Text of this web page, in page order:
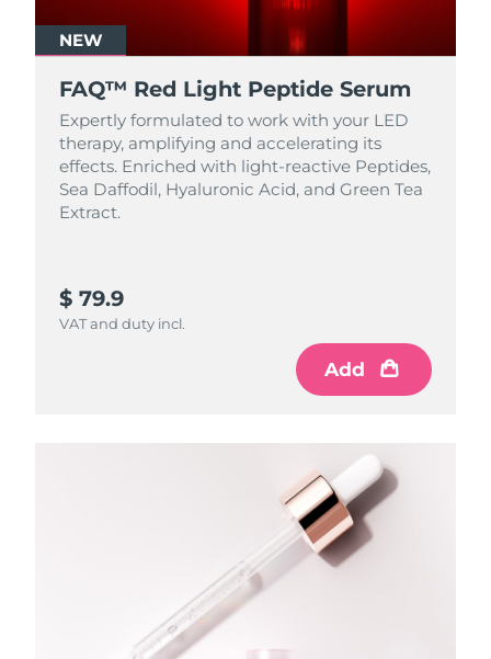
NEW
FAQ™ Red Light Peptide Serum
Expertly formulated to work with your LED
therapy, amplifying and accelerating its
effects. Enriched with light‑reactive Peptides,
Sea Daffodil, Hyaluronic Acid, and Green Tea
Extract.
$ 79.9
VAT and duty incl.
Add